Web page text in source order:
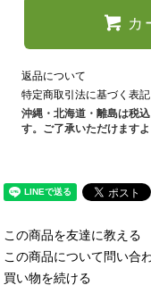
カ
返品について
特定商取引法に基づく表記
沖縄・北海道・離島は税
す。ご了承いただけます
この商品を友達に教える
この商品について問い合
買い物を続ける